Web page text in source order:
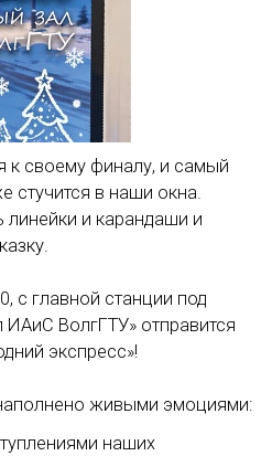
к своему финалу, и самый
стучится в наши окна.
и карандаши и
с главной станции под
ВолгГТУ» отправится
экспресс»!
живыми эмоциями:
наших